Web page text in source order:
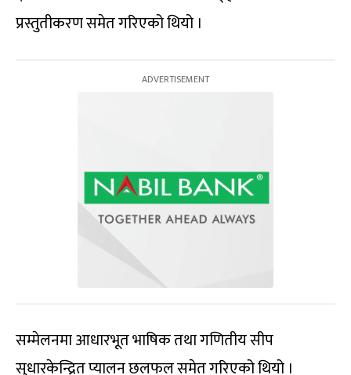
प्रस्तुतीकरण समेत गरिएको थियो ।
सम्मेलनमा आधारभूत भाषिक तथा गणितीय सीप
सुधारकेन्द्रित प्यालन छलफल समेत गरिएको थियो ।